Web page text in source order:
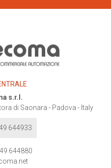
s.r.l.
di Saonara - Padova - Italy
644933
644880